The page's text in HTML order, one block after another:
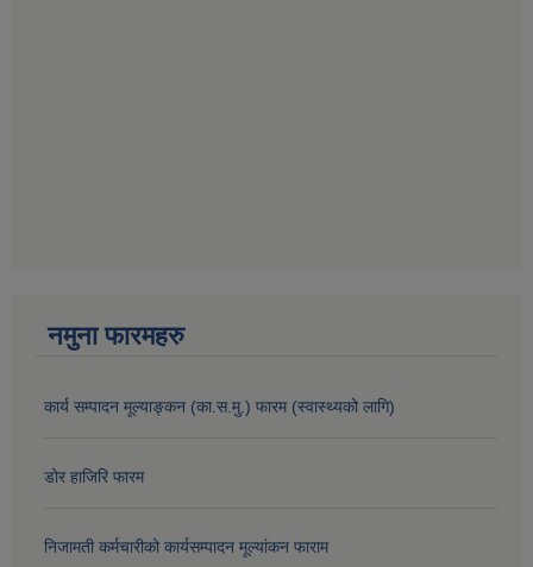
नमुना फारमहरु
कार्य सम्पादन मूल्याङ्कन (का.स.मु.) फारम (स्वास्थ्यको लागि)
डोर हाजिरि फारम
निजामती कर्मचारीको कार्यसम्पादन मूल्यांकन फाराम